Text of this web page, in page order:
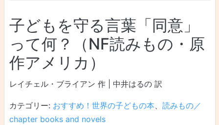
子どもを守る言葉「同意」
って何？（NF読みもの・原
作アメリカ）
レイチェル・ブライアン 作 | 中井はるの 訳
カテゴリー: おすすめ！世界の子どもの本、 読みもの／
chapter books and novels